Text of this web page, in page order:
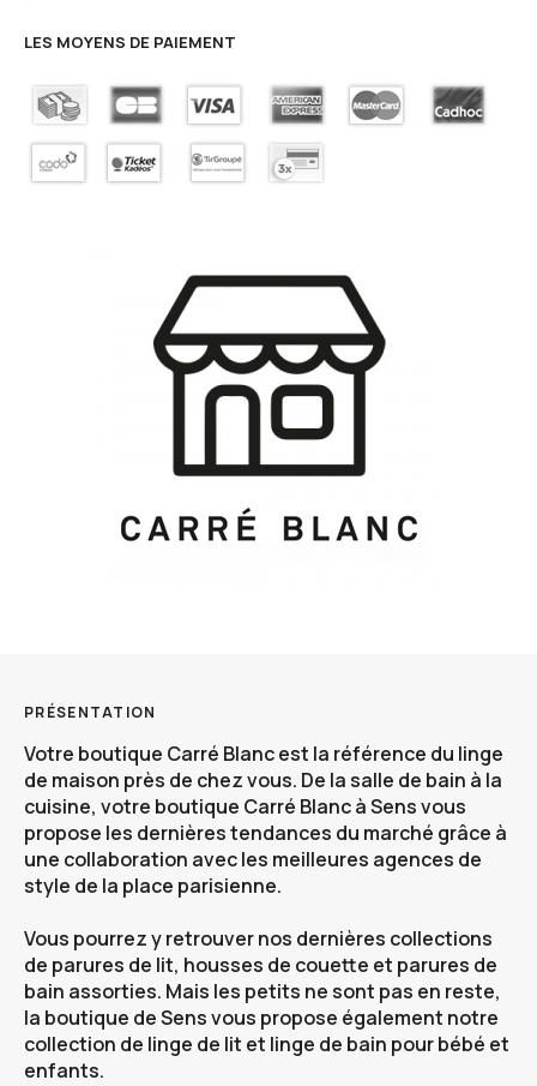
LES MOYENS DE PAIEMENT
PRÉSENTATION
Votre boutique Carré Blancest la référence du linge
de maison près de chez vous. De la salle de bain à la
cuisine, votre boutique Carré Blanc àSensvous
propose les dernières tendances du marché grâce à
une collaboration avec les meilleures agences de
style de la place parisienne.
Vous pourrez y retrouver nos dernières collections
de parures de lit, housses de couette et parures de
bain assorties. Mais les petits ne sont pas en reste,
la boutique de Sens vous propose également notre
collection de linge de lit et linge de bain pour bébé et
enfants.